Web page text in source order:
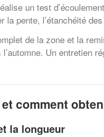
un test
pente, l’étanchéité
de la zone et la
Un entretien
comment
la longueur